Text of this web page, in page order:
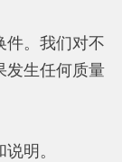
件。我们对不
发生任何质量
明。